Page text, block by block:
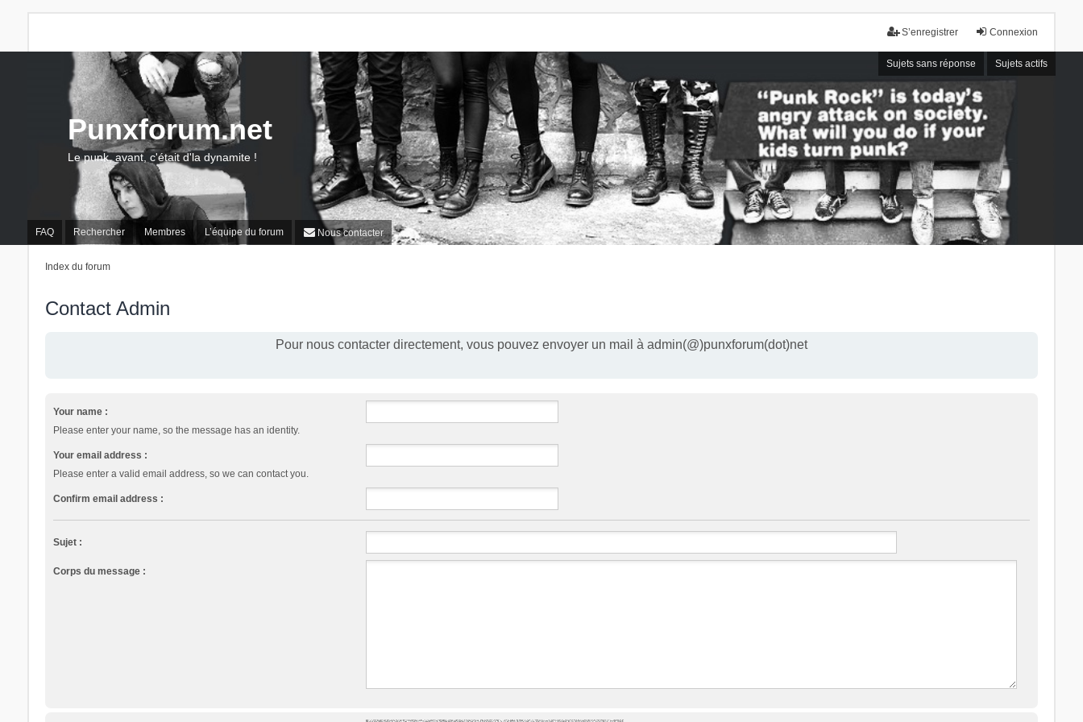
Connexion
S’enregistrer
Sujets sans réponse Sujets actifs
FAQ Rechercher Membres L’équipe du forum Nous contacter
Punxforum.net
Le punk, avant, c'était d'la dynamite !
Index du forum
Contact Admin
Pour nous contacter directement, vous pouvez envoyer un mail à admin(@)punxforum(dot)net
Your name :
Please enter your name, so the message has an identity.
Your email address :
Please enter a valid email address, so we can contact you.
Confirm email address :
Sujet :
Corps du message :